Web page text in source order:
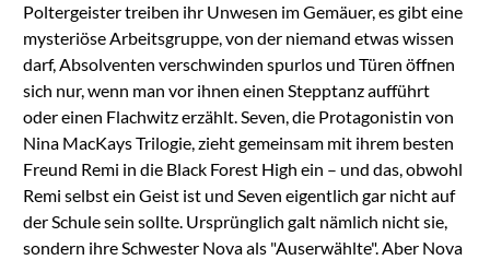
Poltergeister treiben ihr Unwesen im Gemäuer, es gibt eine
mysteriöse Arbeitsgruppe, von der niemand etwas wissen
darf, Absolventen verschwinden spurlos und Türen öffnen
sich nur, wenn man vor ihnen einen Stepptanz aufführt
oder einen Flachwitz erzählt. Seven, die Protagonistin von
Nina MacKays Trilogie, zieht gemeinsam mit ihrem besten
Freund Remi in die Black Forest High ein – und das, obwohl
Remi selbst ein Geist ist und Seven eigentlich gar nicht auf
der Schule sein sollte. Ursprünglich galt nämlich nicht sie,
sondern ihre Schwester Nova als "Auserwählte". Aber Nova